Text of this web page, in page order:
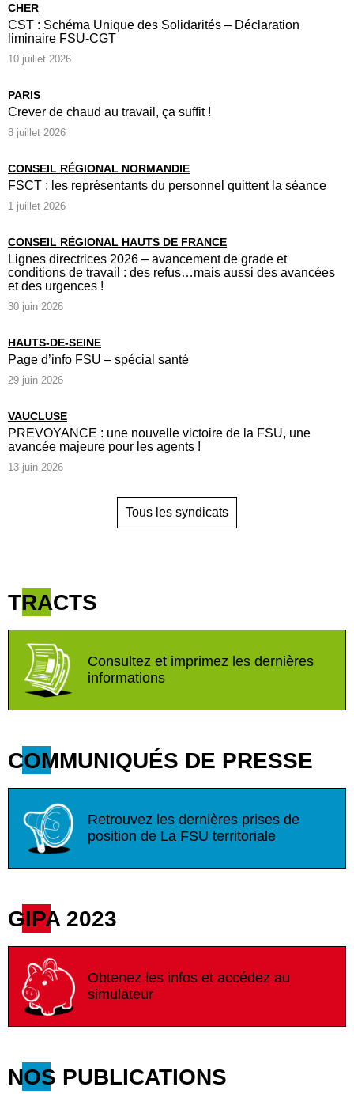
CHER
CST : Schéma Unique des Solidarités – Déclaration
liminaire FSU-CGT
10 juillet 2026
PARIS
Crever de chaud au travail, ça suffit !
8 juillet 2026
CONSEIL RÉGIONAL NORMANDIE
FSCT : les représentants du personnel quittent la séance
1 juillet 2026
CONSEIL RÉGIONAL HAUTS DE FRANCE
Lignes directrices 2026 – avancement de grade et
conditions de travail : des refus…mais aussi des avancées
et des urgences !
30 juin 2026
HAUTS-DE-SEINE
Page d’info FSU – spécial santé
29 juin 2026
VAUCLUSE
PREVOYANCE : une nouvelle victoire de la FSU, une
avancée majeure pour les agents !
13 juin 2026
Tous les syndicats
TRACTS
Consultez et imprimez les dernières
informations
COMMUNIQUÉS DE PRESSE
Retrouvez les dernières prises de
position de La FSU territoriale
GIPA 2023
Obtenez les infos et accédez au
simulateur
NOS PUBLICATIONS